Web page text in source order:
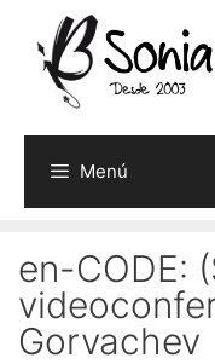
contenido
Menú
en-CODE:
Gorvachev